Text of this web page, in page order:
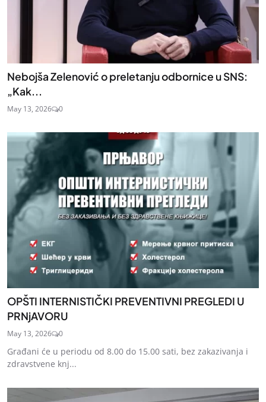
Nebojša Zelenović o preletanju odbornice u SNS:
„Kak...
May 13, 2026 0
OPŠTI INTERNISTIČKI PREVENTIVNI PREGLEDI U
PRNjAVORU
May 13, 2026 0
Građani će u periodu od 8.00 do 15.00 sati, bez zakazivanja i
zdravstvene knj...